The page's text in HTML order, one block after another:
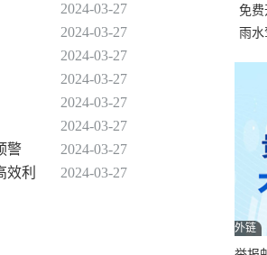
2024-03-27
2024-03-27
2024-03-27
2024-03-27
2024-03-27
2024-03-27
警
2024-03-27
效利
2024-03-27
资工
免费
展，
雨
外链